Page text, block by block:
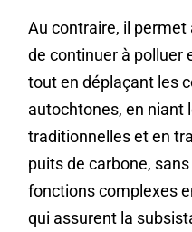
Au contraire, il
de continuer à polluer
tout en déplaçant les
autochtones, en niant
traditionnelles et en
puits de carbone,
fonctions complexes
qui assurent la